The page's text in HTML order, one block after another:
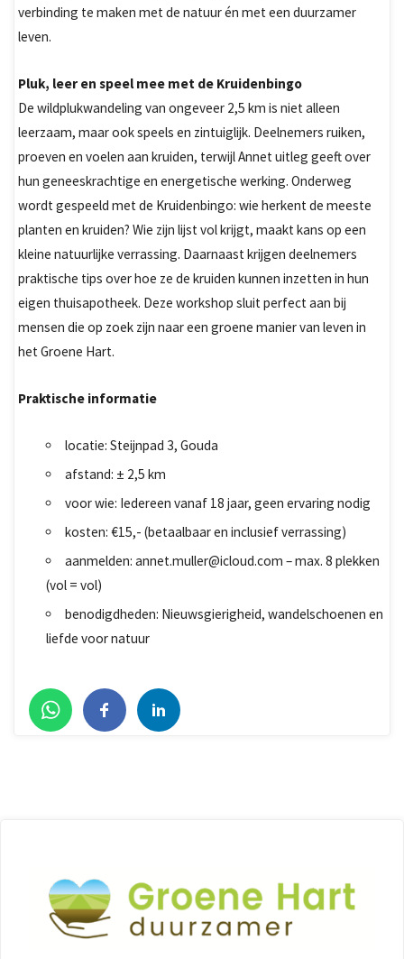
verbinding te maken met de natuur én met een duurzamer
leven.
Pluk, leer en speel mee met de Kruidenbingo
De wildplukwandeling van ongeveer 2,5 km is niet alleen
leerzaam, maar ook speels en zintuiglijk. Deelnemers ruiken,
proeven en voelen aan kruiden, terwijl Annet uitleg geeft over
hun geneeskrachtige en energetische werking. Onderweg
wordt gespeeld met de Kruidenbingo: wie herkent de meeste
planten en kruiden? Wie zijn lijst vol krijgt, maakt kans op een
kleine natuurlijke verrassing. Daarnaast krijgen deelnemers
praktische tips over hoe ze de kruiden kunnen inzetten in hun
eigen thuisapotheek. Deze workshop sluit perfect aan bij
mensen die op zoek zijn naar een groene manier van leven in
het Groene Hart.
Praktische informatie
locatie: Steijnpad 3, Gouda
afstand: ± 2,5 km
voor wie: Iedereen vanaf 18 jaar, geen ervaring nodig
kosten: €15,- (betaalbaar en inclusief verrassing)
aanmelden: annet.muller@icloud.com – max. 8 plekken
(vol = vol)
benodigdheden: Nieuwsgierigheid, wandelschoenen en
liefde voor natuur